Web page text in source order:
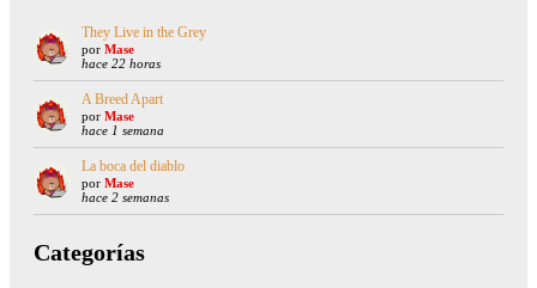
They Live in the Grey
por Mase
hace 22 horas
A Breed Apart
por Mase
hace 1 semana
La boca del diablo
por Mase
hace 2 semanas
Categorías